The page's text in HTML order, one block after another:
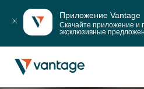
Приложение Vantage
Скачайте приложение и
эксклюзивные